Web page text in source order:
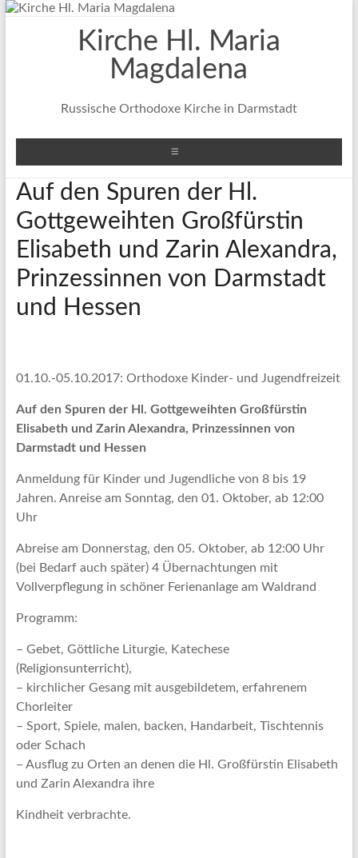
Zum
Kirche Hl. Maria
Magdalena
Russische Orthodoxe Kirche in Darmstadt
Auf den Spuren der Hl.
Gottgeweihten Großfürstin
Elisabeth und Zarin Alexandra,
Prinzessinnen von Darmstadt
und Hessen
01.10.-05.10.2017: Orthodoxe Kinder- und Jugendfreizeit
Auf den Spuren der Hl. Gottgeweihten Großfürstin
Elisabeth und Zarin Alexandra, Prinzessinnen von
Darmstadt und Hessen
Anmeldung für Kinder und Jugendliche von 8 bis 19
Jahren. Anreise am Sonntag, den 01. Oktober, ab 12:00
Uhr
Abreise am Donnerstag, den 05. Oktober, ab 12:00 Uhr
(bei Bedarf auch später) 4 Übernachtungen mit
Vollverpflegung in schöner Ferienanlage am Waldrand
Programm:
– Gebet, Göttliche Liturgie, Katechese
(Religionsunterricht),
– kirchlicher Gesang mit ausgebildetem, erfahrenem
Chorleiter
– Sport, Spiele, malen, backen, Handarbeit, Tischtennis
oder Schach
– Ausflug zu Orten an denen die Hl. Großfürstin Elisabeth
und Zarin Alexandra ihre
Kindheit verbrachte.